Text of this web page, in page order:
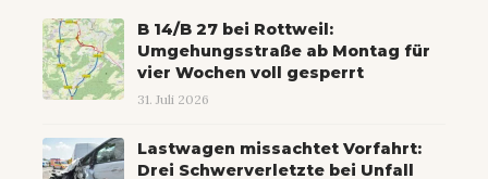
B 14/B 27 bei Rottweil:
Umgehungsstraße ab Montag für
vier Wochen voll gesperrt
31. Juli 2026
Lastwagen missachtet Vorfahrt:
Drei Schwerverletzte bei Unfall